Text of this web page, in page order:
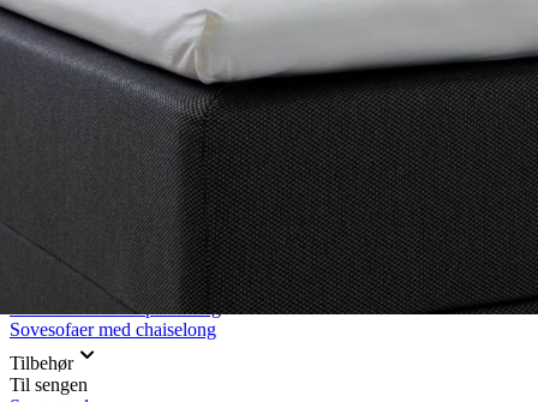
Splitlagner
Vådliggerlagner
Rullemadrasser
Rullemadrasser 180x200
Rullemadrasser 140x200
Rullemadrasser 120x200
Rullemadrasser 90x200
Se flere størrelser
Sovesofaer
Vælg efter størrelse
2-personers sovesofaer
3-personers sovesofaer
Vælg efter funktion
Sovesofaer med opbevaring
Sovesofaer med chaiselong
Tilbehør
Til sengen